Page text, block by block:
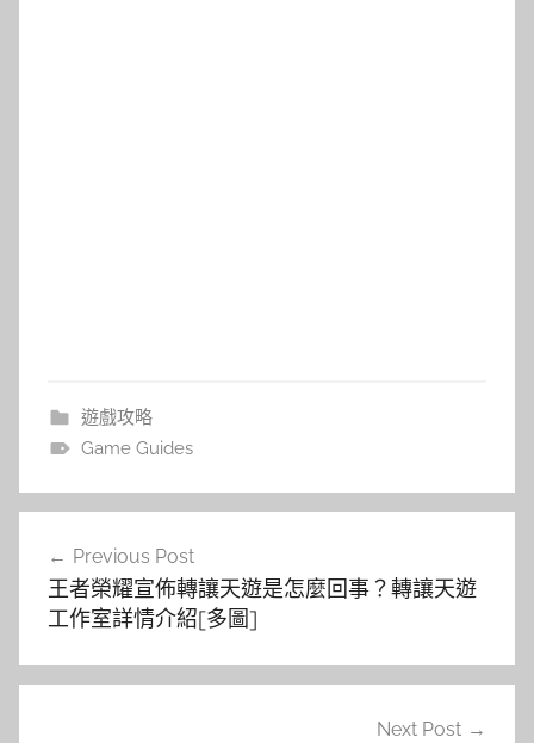
遊戲攻略
Game Guides
覽
Previous Post
王者榮耀宣佈轉讓天遊是怎麼回事？轉讓天遊
工作室詳情介紹[多圖]
Next Post